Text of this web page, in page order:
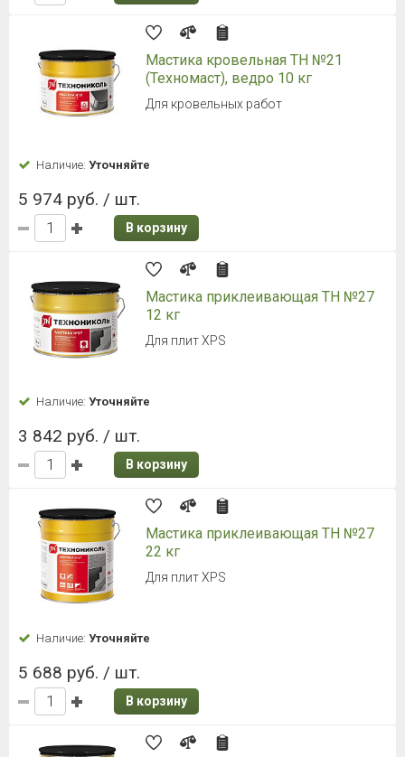
Мастика кровельная ТН №21
(Техномаст), ведро 10 кг
Для кровельных работ
Наличие: Уточняйте
5 974 руб. / шт.
В корзину
Мастика приклеивающая ТН №27
12 кг
Для плит XPS
Наличие: Уточняйте
3 842 руб. / шт.
В корзину
Мастика приклеивающая ТН №27
22 кг
Для плит XPS
Наличие: Уточняйте
5 688 руб. / шт.
В корзину